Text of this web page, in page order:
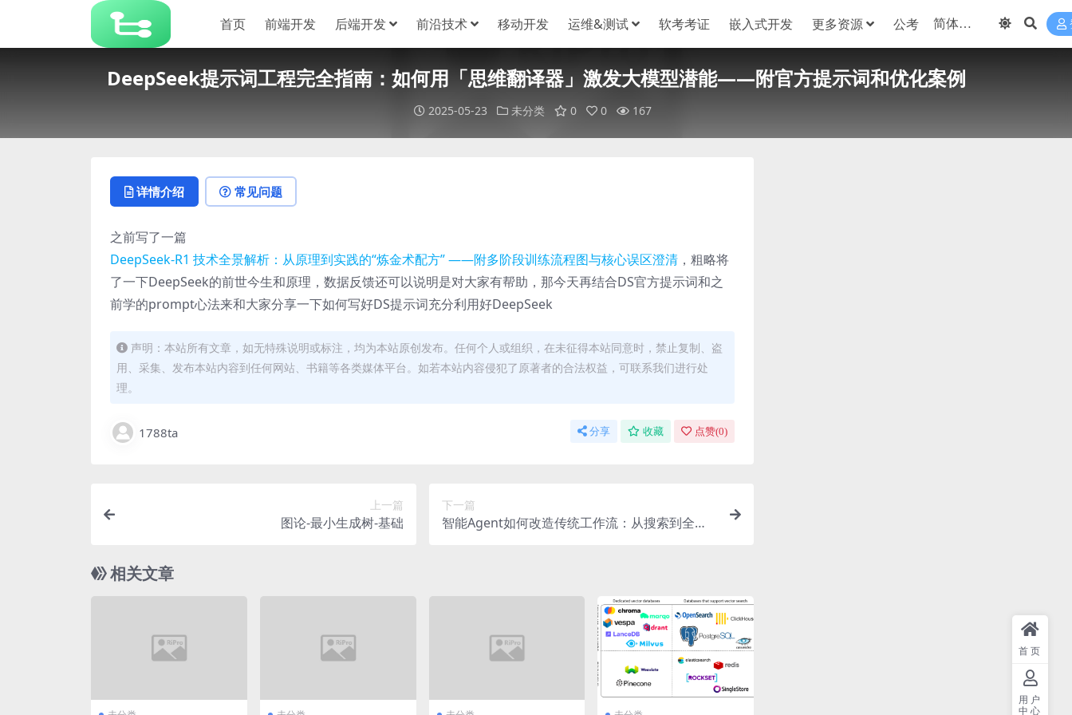
首页 前端开发 后端开发 前沿技术 移动开发 运维&测试 软考考证 嵌入式开发 更多资源 公考
DeepSeek提示词工程完全指南：如何用「思维翻译器」激发大模型潜能——附官方提示词和优化案例
2025-05-23 未分类 0 0 167
详情介绍 常见问题
之前写了一篇
DeepSeek-R1 技术全景解析：从原理到实践的“炼金术配方” ——附多阶段训练流程图与核心误区澄清 ，粗略将
了一下DeepSeek的前世今生和原理，数据反馈还可以说明是对大家有帮助，那今天再结合DS官方提示词和之
前学的prompt心法来和大家分享一下如何写好DS提示词充分利用好DeepSeek
声明：本站所有文章，如无特殊说明或标注，均为本站原创发布。任何个人或组织，在未征得本站同意时，禁止复制、盗
用、采集、发布本站内容到任何网站、书籍等各类媒体平台。如若本站内容侵犯了原著者的合法权益，可联系我们进行处
理。
1788ta 分享 收藏 点赞(0)
上一篇
图论-最小生成树-基础
下一篇
智能Agent如何改造传统工作流：从搜索到全能
相关文章
首页
用户
中心